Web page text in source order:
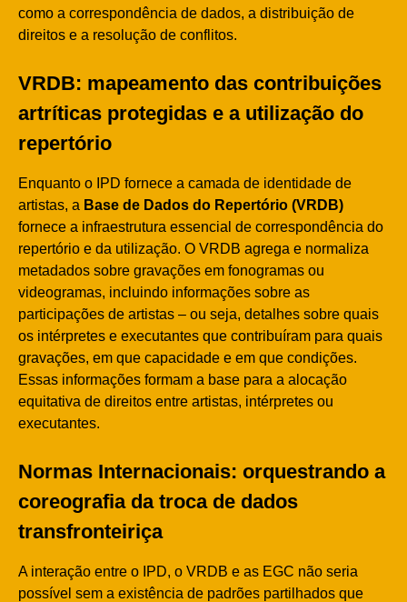
como a correspondência de dados, a distribuição de
direitos e a resolução de conflitos.
VRDB: mapeamento das contribuições
artríticas protegidas e a utilização do
repertório
Enquanto o IPD fornece a camada de identidade de
artistas, a Base de Dados do Repertório (VRDB)
fornece a infraestrutura essencial de correspondência do
repertório e da utilização. O VRDB agrega e normaliza
metadados sobre gravações em fonogramas ou
videogramas, incluindo informações sobre as
participações de artistas – ou seja, detalhes sobre quais
os intérpretes e executantes que contribuíram para quais
gravações, em que capacidade e em que condições.
Essas informações formam a base para a alocação
equitativa de direitos entre artistas, intérpretes ou
executantes.
Normas Internacionais: orquestrando a
coreografia da troca de dados
transfronteiriça
A interação entre o IPD, o VRDB e as EGC não seria
possível sem a existência de padrões partilhados que